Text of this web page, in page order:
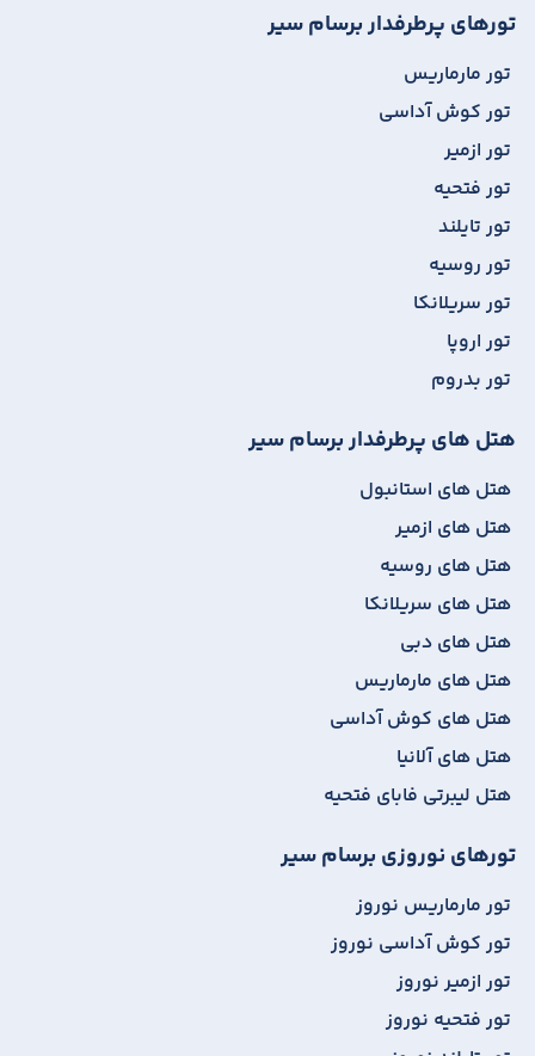
تورهای پرطرفدار برسام سیر
تور مارماریس
تور کوش آداسی
تور ازمیر
تور فتحیه
تور تایلند
تور روسیه
تور سریلانکا
تور اروپا
تور بدروم
هتل های پرطرفدار برسام سیر
هتل های استانبول
هتل های ازمیر
هتل های روسیه
هتل های سریلانکا
هتل های دبی
هتل های مارماریس
هتل های کوش آداسی
هتل های آلانیا
هتل لیبرتی فابای فتحیه
تورهای نوروزی برسام سیر
تور مارماریس نوروز
تور کوش آداسی نوروز
تور ازمیر نوروز
تور فتحیه نوروز